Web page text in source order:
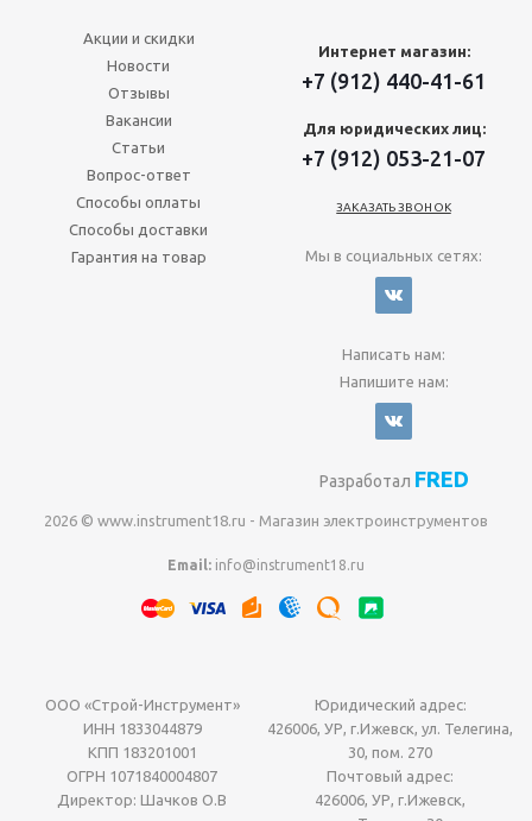
Акции и скидки
Новости
Отзывы
Вакансии
Статьи
Вопрос-ответ
Способы оплаты
Способы доставки
Гарантия на товар
Интернет магазин:
+7 (912) 440-41-61
Для юридических лиц:
+7 (912) 053-21-07
ЗАКАЗАТЬ ЗВОНОК
Мы в социальных сетях:
Написать нам:
Напишите нам:
Разработал FRED
2026 © www.instrument18.ru - Магазин электроинструментов
Email: info@instrument18.ru
ООО «Строй-Инструмент»
ИНН 1833044879
КПП 183201001
ОГРН 1071840004807
Директор: Шачков О.В
Юридический адрес:
426006, УР, г.Ижевск, ул. Телегина,
30, пом. 270
Почтовый адрес:
426006, УР, г.Ижевск,